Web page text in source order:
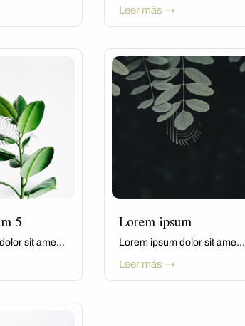
Leer más →
5
sit ame...
Lorem ipsum
Lorem ipsum dolor sit ame...
Leer más →